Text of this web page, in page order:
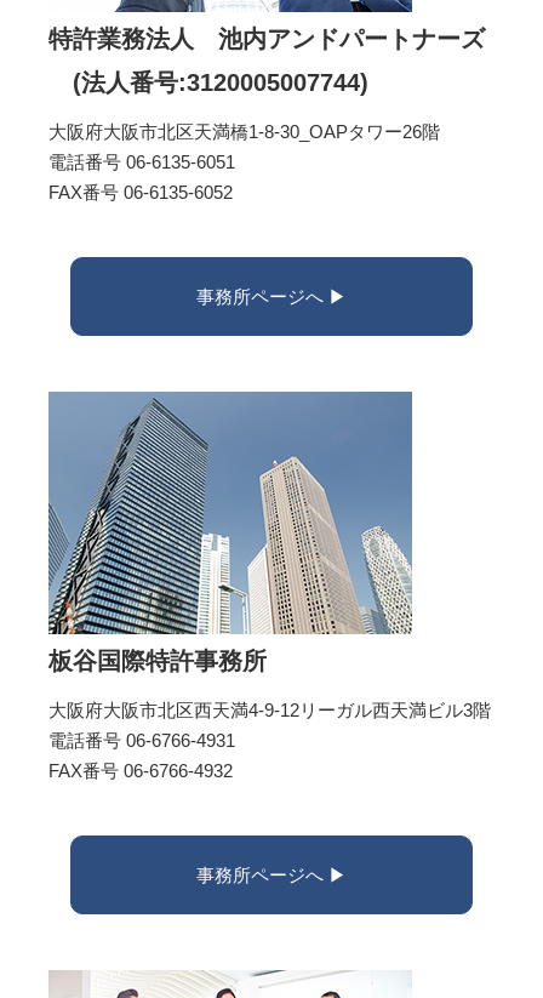
特許業務法人 池内アンドパートナーズ
(法人番号:3120005007744)
大阪府大阪市北区天満橋1-8-30_OAPタワー26階
電話番号 06-6135-6051
FAX番号 06-6135-6052
事務所ページへ ▶︎
板谷国際特許事務所
大阪府大阪市北区西天満4-9-12リーガル西天満ビル3階
電話番号 06-6766-4931
FAX番号 06-6766-4932
事務所ページへ ▶︎